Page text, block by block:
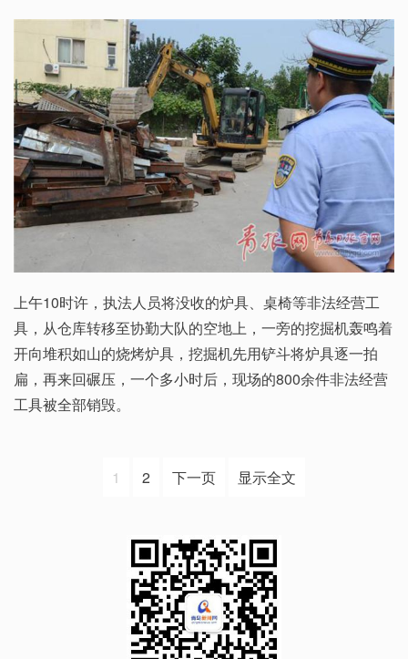
上午10时许，执法人员将没收的炉具、桌椅等非法经营工
具，从仓库转移至协勤大队的空地上，一旁的挖掘机轰鸣着
开向堆积如山的烧烤炉具，挖掘机先用铲斗将炉具逐一拍
扁，再来回碾压，一个多小时后，现场的800余件非法经营
工具被全部销毁。
1 2 下一页 显示全文